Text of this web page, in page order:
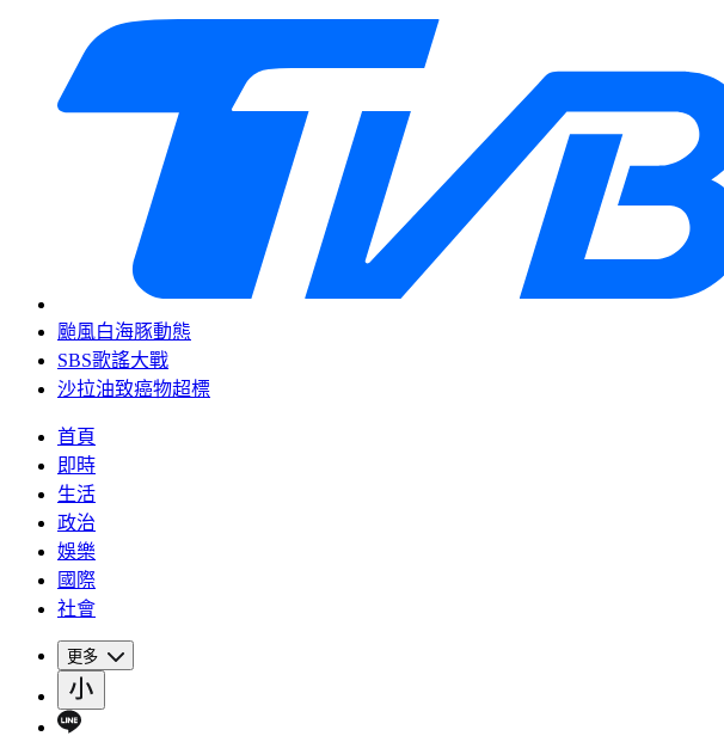
颱風白海豚動態
SBS歌謠大戰
沙拉油致癌物超標
首頁
即時
生活
政治
娛樂
國際
社會
更多